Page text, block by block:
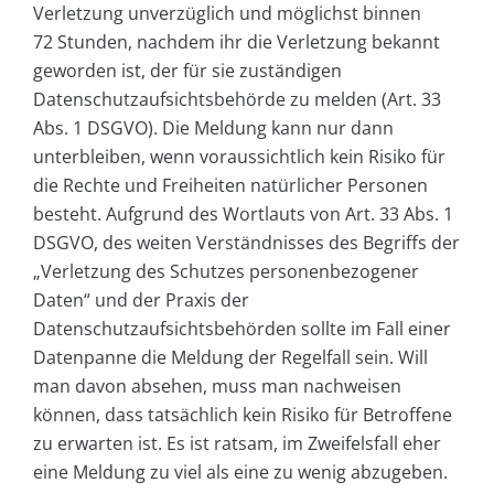
Verletzung unverzüglich und möglichst binnen
72 Stunden, nachdem ihr die Verletzung bekannt
geworden ist, der für sie zuständigen
Datenschutzaufsichtsbehörde zu melden (Art. 33
Abs. 1 DSGVO). Die Meldung kann nur dann
unterbleiben, wenn voraussichtlich kein Risiko für
die Rechte und Freiheiten natürlicher Personen
besteht. Aufgrund des Wortlauts von Art. 33 Abs. 1
DSGVO, des weiten Verständnisses des Begriffs der
„Verletzung des Schutzes personenbezogener
Daten“ und der Praxis der
Datenschutzaufsichtsbehörden sollte im Fall einer
Datenpanne die Meldung der Regelfall sein. Will
man davon absehen, muss man nachweisen
können, dass tatsächlich kein Risiko für Betroffene
zu erwarten ist. Es ist ratsam, im Zweifelsfall eher
eine Meldung zu viel als eine zu wenig abzugeben.